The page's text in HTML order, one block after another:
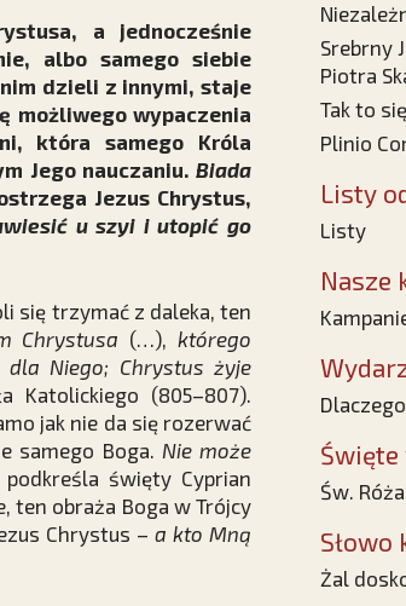
a jednocześnie
albo samego siebie
dzieli z innymi, staje
możliwego wypaczenia
która samego Króla
Jego nauczaniu. Biada
Jezus Chrystus,
u szyi i utopić go
się trzymać z daleka, ten
Chrystusa (…),którego
dla Niego; Chrystus żyje
Katolickiego (805–807).
jak nie da się rozerwać
samego Boga. Nie może
święty Cyprian
ten obraża Boga w Trójcy
Chrystus – a kto Mną
Srebrny
Piotra
Tak to
Plinio
Listy
Listy
Nasze
Św.
Słowo
Żal